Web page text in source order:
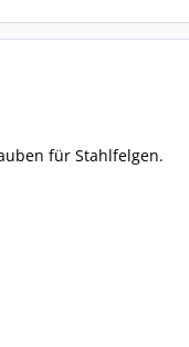
für Stahlfelgen.